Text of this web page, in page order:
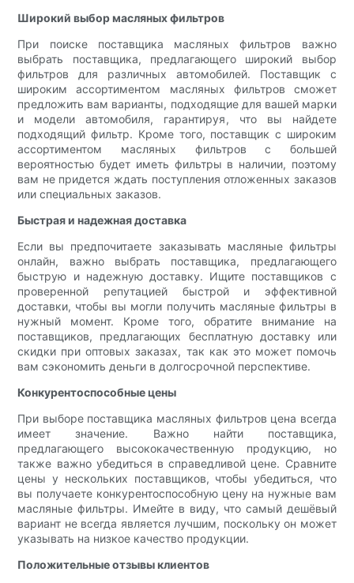
Широкий выбор масляных фильтров
При поиске поставщика масляных фильтров важно
выбрать поставщика, предлагающего широкий выбор
фильтров для различных автомобилей. Поставщик с
широким ассортиментом масляных фильтров сможет
предложить вам варианты, подходящие для вашей марки
и модели автомобиля, гарантируя, что вы найдете
подходящий фильтр. Кроме того, поставщик с широким
ассортиментом масляных фильтров с большей
вероятностью будет иметь фильтры в наличии, поэтому
вам не придется ждать поступления отложенных заказов
или специальных заказов.
Быстрая и надежная доставка
Если вы предпочитаете заказывать масляные фильтры
онлайн, важно выбрать поставщика, предлагающего
быструю и надежную доставку. Ищите поставщиков с
проверенной репутацией быстрой и эффективной
доставки, чтобы вы могли получить масляные фильтры в
нужный момент. Кроме того, обратите внимание на
поставщиков, предлагающих бесплатную доставку или
скидки при оптовых заказах, так как это может помочь
вам сэкономить деньги в долгосрочной перспективе.
Конкурентоспособные цены
При выборе поставщика масляных фильтров цена всегда
имеет значение. Важно найти поставщика,
предлагающего высококачественную продукцию, но
также важно убедиться в справедливой цене. Сравните
цены у нескольких поставщиков, чтобы убедиться, что
вы получаете конкурентоспособную цену на нужные вам
масляные фильтры. Имейте в виду, что самый дешёвый
вариант не всегда является лучшим, поскольку он может
указывать на низкое качество продукции.
Положительные отзывы клиентов